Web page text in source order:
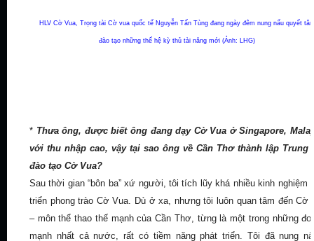
HLV Cờ Vua, Trọng tài Cờ vua quốc tế Nguyễn Tấn Tùng đang ngày đêm nung nấu quyết
đào tạo những thế hệ kỳ thủ tài năng mới (Ảnh: LHG)
* Thưa ông, được biết ông đang dạy Cờ Vua ở Singapore,
với thu nhập cao, vậy tại sao ông về Cần Thơ thành lập Trung
đào tạo Cờ Vua?
Sau thời gian “bôn ba” xứ người, tôi tích lũy khá nhiều kinh nghiệm
triển phong trào Cờ Vua. Dù ở xa, nhưng tôi luôn quan tâm đến Cờ
– môn thể thao thế mạnh của Cần Thơ, từng là một trong những
mạnh nhất cả nước, rất có tiềm năng phát triển. Tôi đã nung